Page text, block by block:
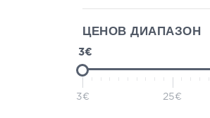
Apivita(1)
ЦЕНОВ ДИАПАЗОН
3€
3€ 25€